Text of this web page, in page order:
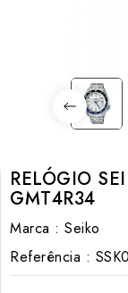
RELÓGIO
GMT4R34
Marca : Seiko
Referência :